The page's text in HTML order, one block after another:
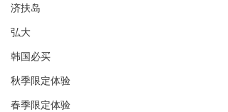
济扶岛
弘大
韩国必买
秋季限定体验
春季限定体验